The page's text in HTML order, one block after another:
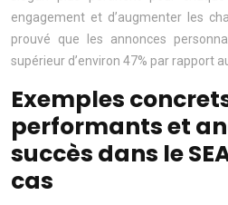
engagement et d’augmenter les
prouvé que les annonces
supérieur d’environ 47% par rapport
Exemples
performants et
succès dans le
cas